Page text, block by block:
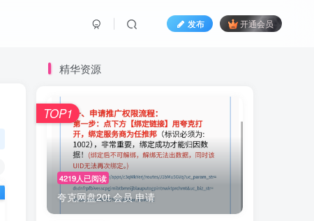
发布 开通会员
精华资源
4219人已阅读
夸克网盘20t 会员 申请
TOP1